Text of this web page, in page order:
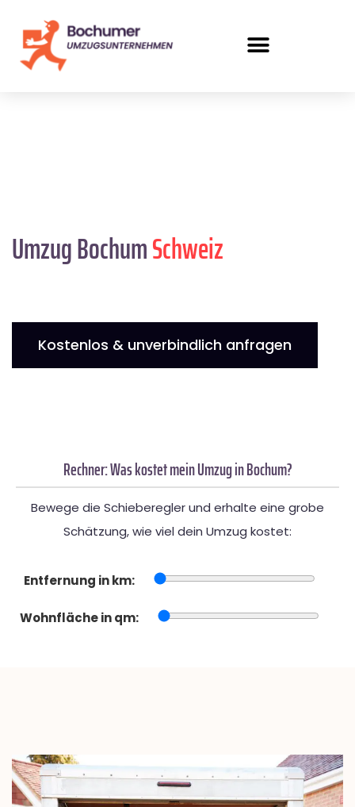
Umzug BochumSchweiz
Kostenlos & unverbindlich anfragen
Rechner: Was kostet mein Umzug in Bochum?
Bewege die Schieberegler und erhalte eine grobe
Schätzung, wie viel dein Umzug kostet:
Entfernung in km:
Wohnfläche in qm: